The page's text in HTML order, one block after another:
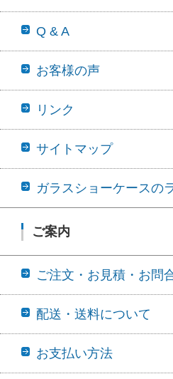
Q & A
お客様の声
リンク
サイトマップ
ガラスショーケースの
ご案内
ご注文・お見積・お問
配送・送料について
お支払い方法